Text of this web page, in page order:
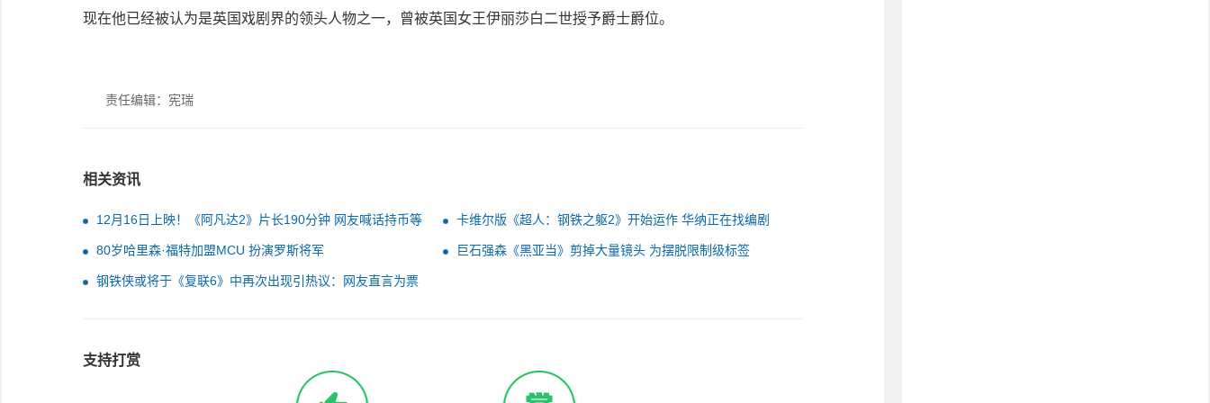
现在他已经被认为是英国戏剧界的领头人物之一，曾被英国女王伊丽莎白二世授予爵士爵位。
责任编辑：宪瑞
相关资讯
12月16日上映！《阿凡达2》片长190分钟 网友喊话持币等
卡维尔版《超人：钢铁之躯2》开始运作 华纳正在找编剧
80岁哈里森·福特加盟MCU 扮演罗斯将军 巨石强森《黑亚当》剪掉大量镜头 为摆脱限制级标签
钢铁侠或将于《复联6》中再次出现引热议：网友直言为票
支持打赏